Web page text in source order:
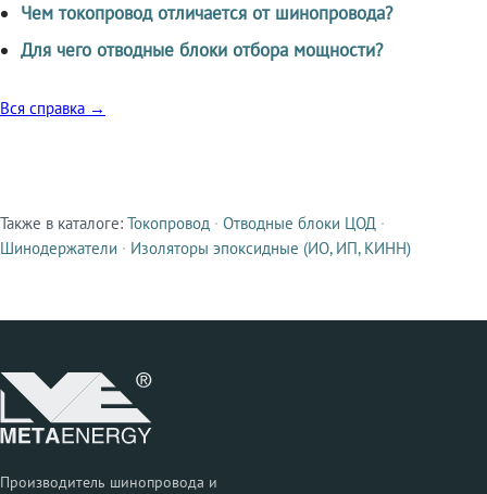
Чем токопровод отличается от шинопровода?
Для чего отводные блоки отбора мощности?
Вся справка →
Смежные продукты
Также в каталоге: Токопровод · Отводные блоки ЦОД ·
Шинодержатели · Изоляторы эпоксидные (ИО, ИП, КИНН)
Производитель шинопровода и